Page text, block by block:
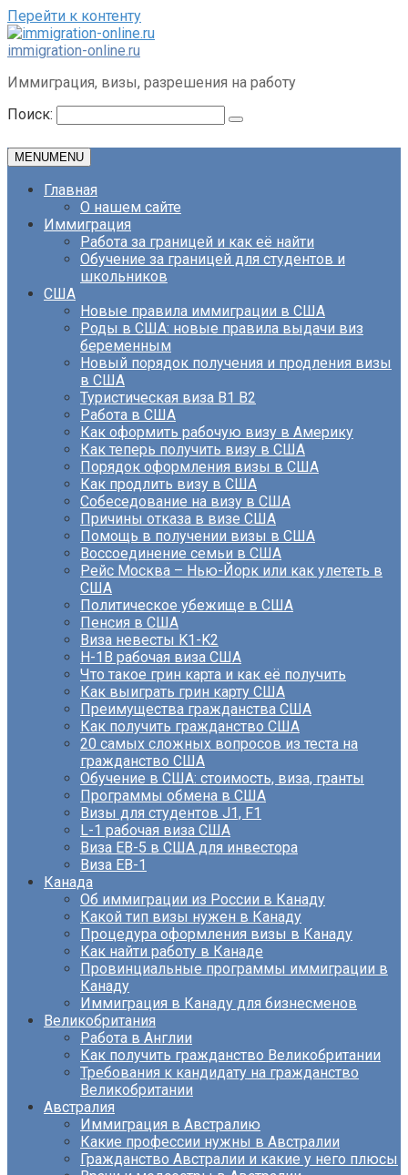
Перейти к контенту
immigration-online.ru
Иммиграция, визы, разрешения на работу
Поиск:
MENUMENU
Главная
О нашем сайте
Иммиграция
Работа за границей и как её найти
Обучение за границей для студентов и
школьников
США
Новые правила иммиграции в США
Роды в США: новые правила выдачи виз
беременным
Новый порядок получения и продления визы
в США
Туристическая виза B1 B2
Работа в США
Как оформить рабочую визу в Америку
Как теперь получить визу в США
Порядок оформления визы в США
Как продлить визу в США
Собеседование на визу в США
Причины отказа в визе США
Помощь в получении визы в США
Воссоединение семьи в США
Рейс Москва – Нью-Йорк или как улететь в
США
Политическое убежище в США
Пенсия в США
Виза невесты K1-K2
H-1B рабочая виза США
Что такое грин карта и как её получить
Как выиграть грин карту США
Преимущества гражданства США
Как получить гражданство США
20 самых сложных вопросов из теста на
гражданство США
Обучение в США: стоимость, виза, гранты
Программы обмена в США
Визы для студентов J1, F1
L-1 рабочая виза США
Виза EB-5 в США для инвестора
Виза ЕВ-1
Канада
Об иммиграции из России в Канаду
Какой тип визы нужен в Канаду
Процедура оформления визы в Канаду
Как найти работу в Канаде
Провинциальные программы иммиграции в
Канаду
Иммиграция в Канаду для бизнесменов
Великобритания
Работа в Англии
Как получить гражданство Великобритании
Требования к кандидату на гражданство
Великобритании
Австралия
Иммиграция в Австралию
Какие профессии нужны в Австралии
Гражданство Австралии и какие у него плюсы